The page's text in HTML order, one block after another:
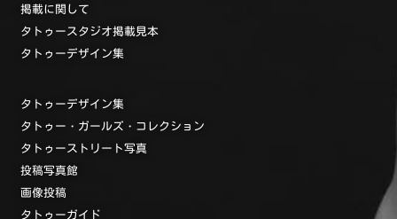
掲載に関して
タトゥースタジオ掲載見本
タトゥーデザイン集
タトゥーデザイン集
タトゥー・ガールズ・コレクション
タトゥーストリート写真
投稿写真館
画像投稿
タトゥーガイド